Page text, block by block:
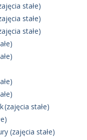
stałe)
stałe)
stałe)
(zajęcia stałe)
(zajęcia stałe)